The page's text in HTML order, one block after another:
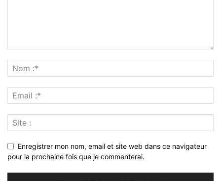
Enregistrer mon nom, email et site web dans ce navigateur
pour la prochaine fois que je commenterai.